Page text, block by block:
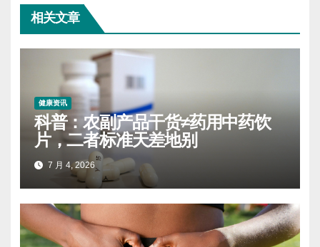
相关文章
健康资讯
科普：农副产品干货≠药用中药饮
片，二者标准天差地别
7 月 4, 2026